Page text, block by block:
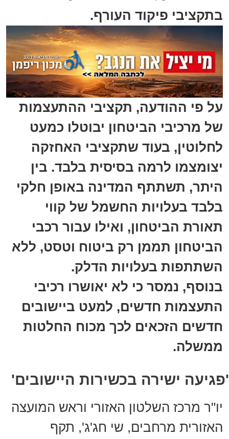
בתקציבי פיקוד העורף.
על פי ההודעה, תקציבי ההתעצמות
של מרכיבי הביטחון יבוטלו כמעט
לחלוטין, בעוד שתקציבי האחזקה
יצומצמו לרמה בסיסית בלבד. בין
היתר, תשתתף המדינה באופן חלקי
בלבד בעלויות החשמל של קווי
תאורת הביטחון, ואילו עבור רכבי
הביטחון תממן רק ביטוח וטסט, ללא
השתתפות בעלויות הדלק.
בנוסף, נמסר כי לא יאושרו רכיבי
התעצמות חדשים, למעט ביישובים
חדשים הזכאים לכך מכוח החלטות
ממשלה.
'פגיעה ישירה בכשירות היישובים'
יו"ר מרכז השלטון האזורי וראש המועצה
האזורית מרחבים, שי חג'ג', תקף